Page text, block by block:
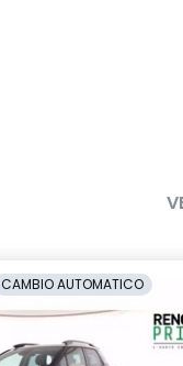
CAMBIO AUTOMATICO